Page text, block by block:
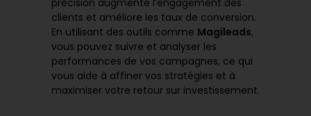
clients et améliore les taux de conversion.
En utilisant des outils comme Magileads,
vous pouvez suivre et analyser les
performances de vos campagnes, ce qui
vous aide à affiner vos stratégies et à
maximiser votre retour sur investissement.